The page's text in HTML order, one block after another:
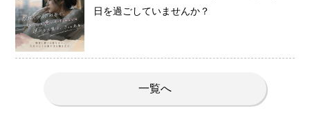
日を過ごしていませんか？
一覧へ